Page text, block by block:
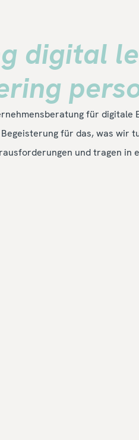
digital
für
für das, was wir
und tragen